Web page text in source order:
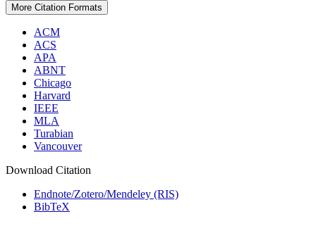
More Citation Formats
ACM
ACS
APA
ABNT
Chicago
Harvard
IEEE
MLA
Turabian
Vancouver
Download Citation
Endnote/Zotero/Mendeley (RIS)
BibTeX